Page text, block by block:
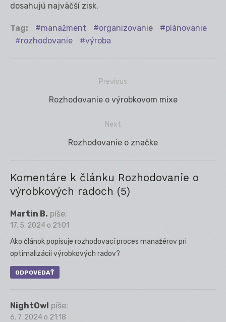
dosahujú najväčší zisk.
Tag: manažment organizovanie
plánovanie
rozhodovanie
výroba
Previous
Previous
Rozhodovanie o výrobkovom mixe
Next
Next
Rozhodovanie o značke
Komentáre k článku Rozhodovanie o
výrobkových radoch (5)
Martin B. píše:
17. 5. 2024 o 21:01
Ako článok popisuje rozhodovací proces manažérov pri
optimalizácii výrobkových radov?
ODPOVEDAŤ
NightOwl píše:
6. 7. 2024 o 21:18